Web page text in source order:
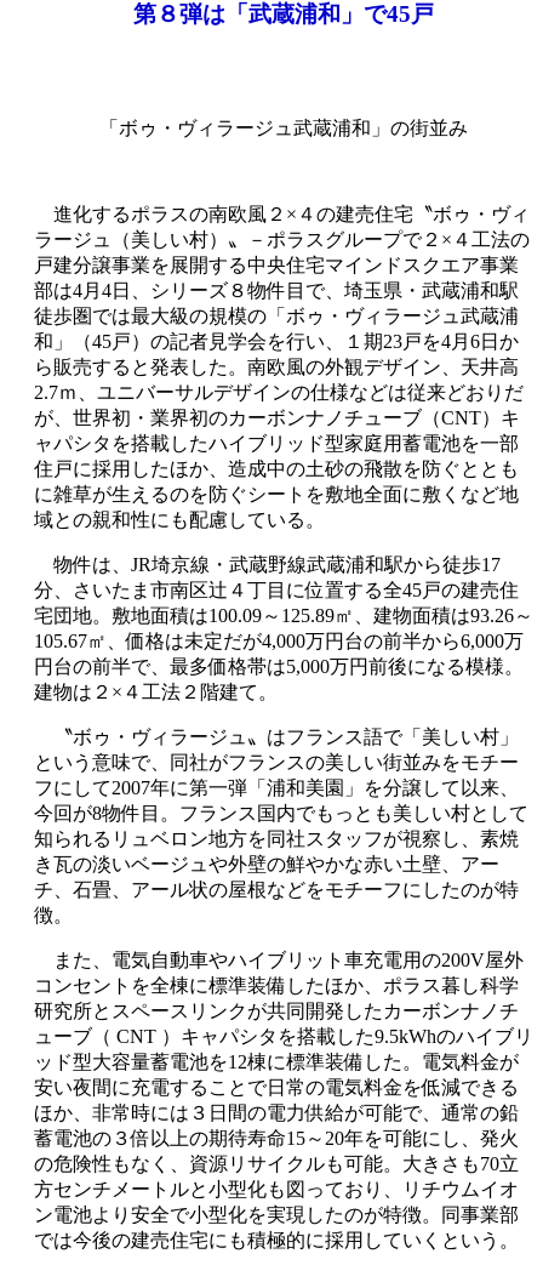
第８弾は「武蔵浦和」で45戸
「ボゥ・ヴィラージュ武蔵浦和」の街並み
進化するポラスの南欧風２×４の建売住宅〝ボゥ・ヴィ
ラージュ（美しい村）〟－ポラスグループで２×４工法の
戸建分譲事業を展開する中央住宅マインドスクエア事業
部は4月4日、シリーズ８物件目で、埼玉県・武蔵浦和駅
徒歩圏では最大級の規模の「ボゥ・ヴィラージュ武蔵浦
和」（45戸）の記者見学会を行い、１期23戸を4月6日か
ら販売すると発表した。南欧風の外観デザイン、天井高
2.7ｍ、ユニバーサルデザインの仕様などは従来どおりだ
が、世界初・業界初のカーボンナノチューブ（CNT）キ
ャパシタを搭載したハイブリッド型家庭用蓄電池を一部
住戸に採用したほか、造成中の土砂の飛散を防ぐととも
に雑草が生えるのを防ぐシートを敷地全面に敷くなど地
域との親和性にも配慮している。
物件は、JR埼京線・武蔵野線武蔵浦和駅から徒歩17
分、さいたま市南区辻４丁目に位置する全45戸の建売住
宅団地。敷地面積は100.09～125.89㎡、建物面積は93.26～
105.67㎡、価格は未定だが4,000万円台の前半から6,000万
円台の前半で、最多価格帯は5,000万円前後になる模様。
建物は２×４工法２階建て。
〝ボゥ・ヴィラージュ〟はフランス語で「美しい村」
という意味で、同社がフランスの美しい街並みをモチー
フにして2007年に第一弾「浦和美園」を分譲して以来、
今回が8物件目。フランス国内でもっとも美しい村として
知られるリュベロン地方を同社スタッフが視察し、素焼
き瓦の淡いベージュや外壁の鮮やかな赤い土壁、アー
チ、石畳、アール状の屋根などをモチーフにしたのが特
徴。
また、電気自動車やハイブリット車充電用の200V屋外
コンセントを全棟に標準装備したほか、ポラス暮し科学
研究所とスペースリンクが共同開発したカーボンナノチ
ューブ（ CNT ）キャパシタを搭載した9.5kWhのハイブリ
ッド型大容量蓄電池を12棟に標準装備した。電気料金が
安い夜間に充電することで日常の電気料金を低減できる
ほか、非常時には３日間の電力供給が可能で、通常の鉛
蓄電池の３倍以上の期待寿命15～20年を可能にし、発火
の危険性もなく、資源リサイクルも可能。大きさも70立
方センチメートルと小型化も図っており、リチウムイオ
ン電池より安全で小型化を実現したのが特徴。同事業部
では今後の建売住宅にも積極的に採用していくという。